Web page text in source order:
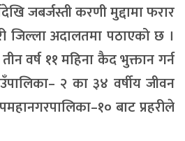
जबर्जस्ती करणी मुद्दामा फरार
जिल्ला अदालतमा पठाएको छ ।
वर्ष ११ महिना कैद भुक्तान गर्न
२ का ३४ वर्षीय जीवन
बाट प्रहरीले